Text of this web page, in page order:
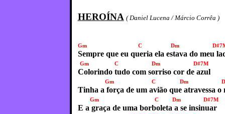
HEROÍNA ( Daniel Lucena / Márcio Corrêa )
Gm C Dm
Sempre que eu queria ela estava do meu
Gm C Dm D#7M
Colorindo tudo com sorriso cor de azul
Gm C Dm
Tinha a força de um avião que atravessa o
Gm C Dm D#7M
E a graça de uma borboleta a se insinuar